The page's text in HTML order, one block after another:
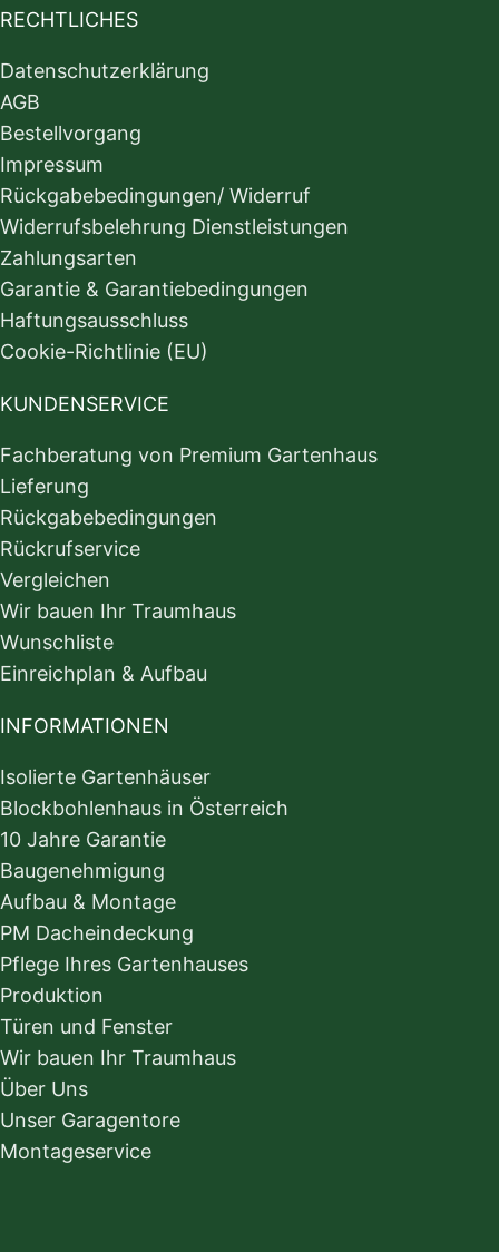
RECHTLICHES
Datenschutzerklärung
AGB
Bestellvorgang
Impressum
Rückgabebedingungen/ Widerruf
Widerrufsbelehrung Dienstleistungen
Zahlungsarten
Garantie & Garantiebedingungen
Haftungsausschluss
Cookie-Richtlinie (EU)
KUNDENSERVICE
Fachberatung von Premium Gartenhaus
Lieferung
Rückgabebedingungen
Rückrufservice
Vergleichen
Wir bauen Ihr Traumhaus
Wunschliste
Einreichplan & Aufbau
INFORMATIONEN
Isolierte Gartenhäuser
Blockbohlenhaus in Österreich
10 Jahre Garantie
Baugenehmigung
Aufbau & Montage
PM Dacheindeckung
Pflege Ihres Gartenhauses
Produktion
Türen und Fenster
Wir bauen Ihr Traumhaus
Über Uns
Unser Garagentore
Montageservice